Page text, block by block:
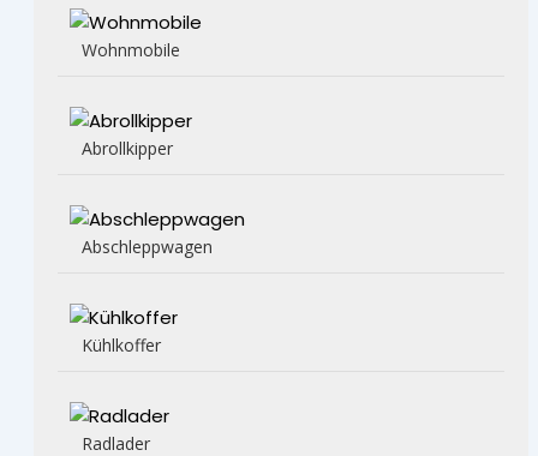
Wohnmobile
Abrollkipper
Abschleppwagen
Kühlkoffer
Radlader